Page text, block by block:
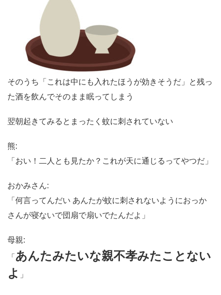
そのうち「これは中にも入れたほうが効きそうだ」と残っ
た酒を飲んでそのまま眠ってしまう
翌朝起きてみるとまったく蚊に刺されていない
熊:
「おい！二人とも見たか？これが天に通じるってやつだ」
おかみさん:
「何言ってんだい あんたが蚊に刺されないようにおっか
さんが寝ないで団扇で扇いでたんだよ」
母親:
「 あんたみたいな親不孝みたことない
よ
」